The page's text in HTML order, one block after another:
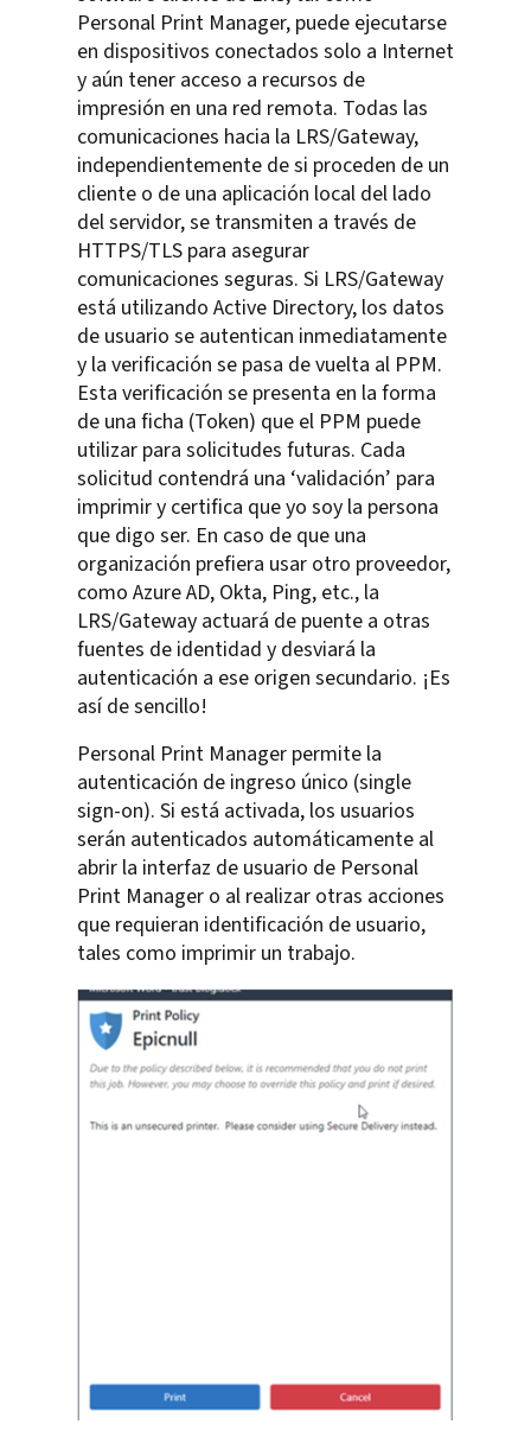
Personal Print Manager, puede ejecutarse
en dispositivos conectados solo a Internet
y aún tener acceso a recursos de
impresión en una red remota. Todas las
comunicaciones hacia la LRS/Gateway,
independientemente de si proceden de un
cliente o de una aplicación local del lado
del servidor, se transmiten a través de
HTTPS/TLS para asegurar
comunicaciones seguras. Si LRS/Gateway
está utilizando Active Directory, los datos
de usuario se autentican inmediatamente
y la verificación se pasa de vuelta al PPM.
Esta verificación se presenta en la forma
de una ficha (Token) que el PPM puede
utilizar para solicitudes futuras. Cada
solicitud contendrá una ‘validación’ para
imprimir y certifica que yo soy la persona
que digo ser. En caso de que una
organización prefiera usar otro proveedor,
como Azure AD, Okta, Ping, etc., la
LRS/Gateway actuará de puente a otras
fuentes de identidad y desviará la
autenticación a ese origen secundario. ¡Es
así de sencillo!
Personal Print Manager permite la
autenticación de ingreso único (single
sign-on). Si está activada, los usuarios
serán autenticados automáticamente al
abrir la interfaz de usuario de Personal
Print Manager o al realizar otras acciones
que requieran identificación de usuario,
tales como imprimir un trabajo.